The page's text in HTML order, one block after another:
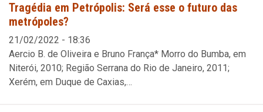
Tragédia em Petrópolis: Será esse o futuro das
metrópoles?
21/02/2022 - 18:36
Aercio B. de Oliveira e Bruno França* Morro do Bumba, em
Niterói, 2010; Região Serrana do Rio de Janeiro, 2011;
Xerém, em Duque de Caxias,…